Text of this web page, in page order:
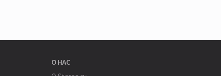
О НАС